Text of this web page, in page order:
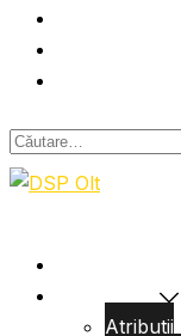
Caută
după:
Atributii